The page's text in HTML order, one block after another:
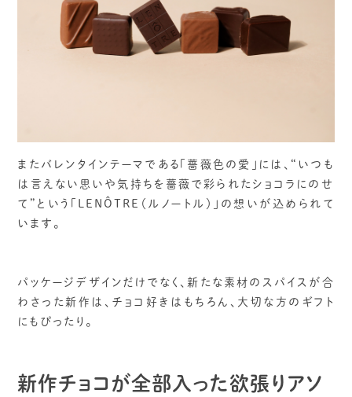
またバレンタインテーマである「薔薇色の愛」には、“いつも
は言えない思いや気持ちを薔薇で彩られたショコラにのせ
て”という「LENÔTRE（ルノートル）」の想いが込められて
います。
パッケージデザインだけでなく、新たな素材のスパイスが合
わさった新作は、チョコ好きはもちろん、大切な方のギフト
にもぴったり。
新作チョコが全部入った欲張りアソ